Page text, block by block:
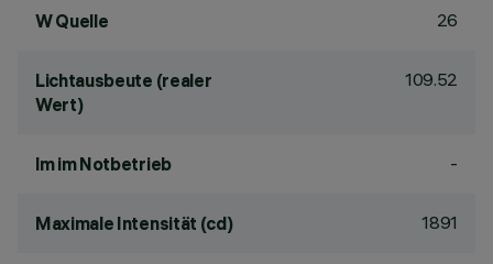
W Quelle 26
Lichtausbeute (realer
Wert)
109.52
lm im Notbetrieb -
Maximale Intensität (cd) 1891